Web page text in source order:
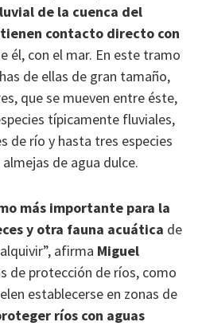
de la cuenca del
contacto directo con
él, con el mar. En este tramo
de ellas de gran tamaño,
que se mueven entre éste,
típicamente fluviales,
de río y hasta tres especies
de agua dulce.
más importante para la
y otra fauna acuática de
afirma Miguel
de protección de ríos, como
establecerse en zonas de
ríos con aguas